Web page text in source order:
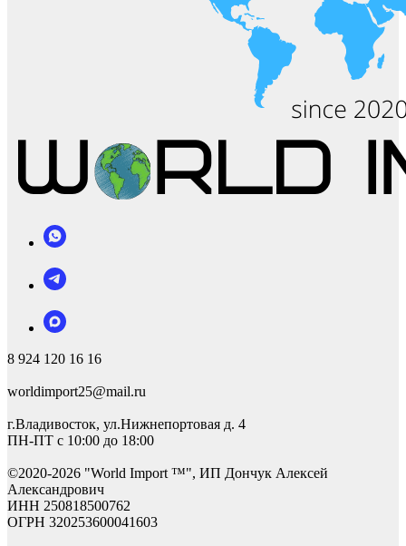
8 924 120 16 16
worldimport25@mail.ru
г.Владивосток, ул.Нижнепортовая д. 4
ПН-ПТ с 10:00 до 18:00
©2020-2026 "World Import ™", ИП Дончук Алексей
Александрович
ИНН 250818500762
ОГРН 320253600041603